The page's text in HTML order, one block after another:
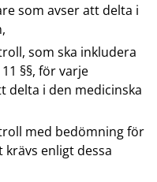
som avser att delta i
som ska inkludera
§§, för varje
delta i den medicinska
med bedömning för
enligt dessa